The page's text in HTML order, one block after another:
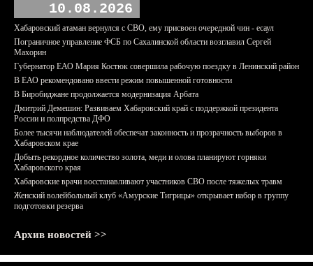
10.08.2026
Хабаровский атаман вернулся с СВО, ему присвоен очередной чин - есаул
Пограничное управление ФСБ по Сахалинской области возглавил Сергей
Махорин
Губернатор ЕАО Мария Костюк совершила рабочую поездку в Ленинский район
В ЕАО рекомендовано ввести режим повышенной готовности
В Биробиджане продолжается модернизация Арбата
Дмитрий Демешин: Развиваем Хабаровский край с поддержкой президента
России и полпредства ДФО
Более тысячи наблюдателей обеспечат законность и прозрачность выборов в
Хабаровском крае
Добыть рекордное количество золота, меди и олова планируют горняки
Хабаровского края
Хабаровские врачи восстанавливают участников СВО после тяжелых травм
Женский волейбольный клуб «Амурские Тигрицы» открывает набор в группу
подготовки резерва
Архив новостей >>